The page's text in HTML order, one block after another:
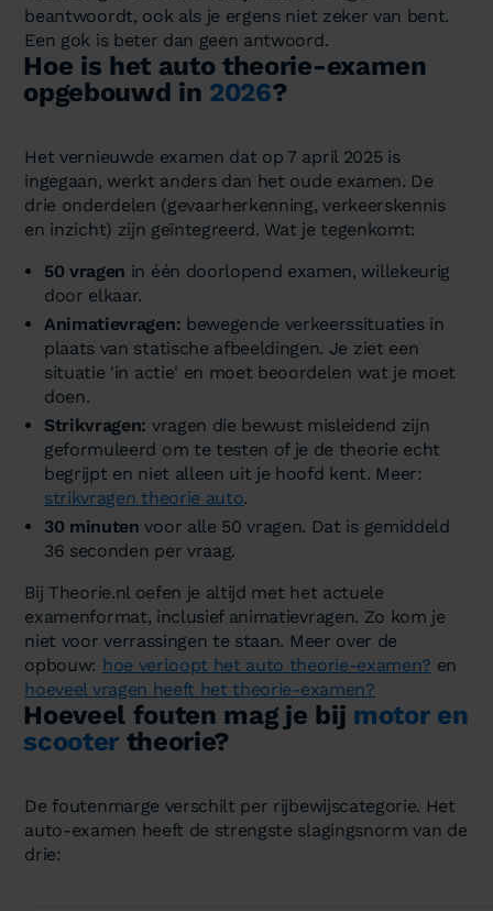
beantwoordt, ook als je ergens niet zeker van bent.
Een gok is beter dan geen antwoord.
Hoe is het auto theorie-examen
opgebouwd in 2026?
Het vernieuwde examen dat op 7 april 2025 is
ingegaan, werkt anders dan het oude examen. De
drie onderdelen (gevaarherkenning, verkeerskennis
en inzicht) zijn geïntegreerd. Wat je tegenkomt:
50 vragen in één doorlopend examen, willekeurig
door elkaar.
Animatievragen: bewegende verkeerssituaties in
plaats van statische afbeeldingen. Je ziet een
situatie 'in actie' en moet beoordelen wat je moet
doen.
Strikvragen: vragen die bewust misleidend zijn
geformuleerd om te testen of je de theorie echt
begrijpt en niet alleen uit je hoofd kent. Meer:
strikvragen theorie auto.
30 minuten voor alle 50 vragen. Dat is gemiddeld
36 seconden per vraag.
Bij Theorie.nl oefen je altijd met het actuele
examenformat, inclusief animatievragen. Zo kom je
niet voor verrassingen te staan. Meer over de
opbouw: hoe verloopt het auto theorie-examen? en
hoeveel vragen heeft het theorie-examen?
Hoeveel fouten mag je bij motor en
scootertheorie?
De foutenmarge verschilt per rijbewijscategorie. Het
auto-examen heeft de strengste slagingsnorm van de
drie: